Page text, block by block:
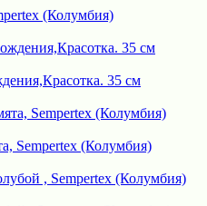
(Колумбия)
35 см
Sempertex (Колумбия)